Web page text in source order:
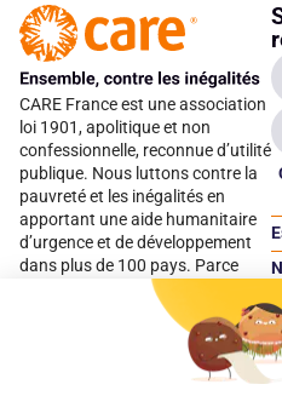
CARE France est une association
loi 1901, apolitique et non
confessionnelle, reconnue d’utilité
publique. Nous luttons contre la
pauvreté et les inégalités en
apportant une aide humanitaire
d’urgence et de développement
dans plus de 100 pays. Parce
qu’elles sont les premières
victimes des inégalités, CARE met
les femmes et les filles au cœur